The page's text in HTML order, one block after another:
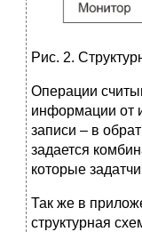
Рис. 2.
Операции
информации от
записи – в
задается
которые
Так же в
структурная